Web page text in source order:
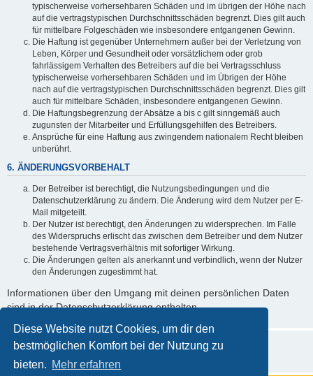
Diese Website nutzt Cookies, um dir den
bestmöglichen Komfort bei der Nutzung zu
bieten. Mehr erfahren
typischerweise vorhersehbaren Schäden und im übrigen der Höhe nach
auf die vertragstypischen Durchschnittsschäden begrenzt. Dies gilt auch
für mittelbare Folgeschäden wie insbesondere entgangenen Gewinn.
Die Haftung ist gegenüber Unternehmern außer bei der Verletzung von
Leben, Körper und Gesundheit oder vorsätzlichem oder grob
fahrlässigem Verhalten des Betreibers auf die bei Vertragsschluss
typischerweise vorhersehbaren Schäden und im Übrigen der Höhe
nach auf die vertragstypischen Durchschnittsschäden begrenzt. Dies gilt
auch für mittelbare Schäden, insbesondere entgangenen Gewinn.
Die Haftungsbegrenzung der Absätze a bis c gilt sinngemäß auch
zugunsten der Mitarbeiter und Erfüllungsgehilfen des Betreibers.
Ansprüche für eine Haftung aus zwingendem nationalem Recht bleiben
unberührt.
6. ÄNDERUNGSVORBEHALT
Der Betreiber ist berechtigt, die Nutzungsbedingungen und die
Datenschutzerklärung zu ändern. Die Änderung wird dem Nutzer per E-
Mail mitgeteilt.
Der Nutzer ist berechtigt, den Änderungen zu widersprechen. Im Falle
des Widerspruchs erlischt das zwischen dem Betreiber und dem Nutzer
bestehende Vertragsverhältnis mit sofortiger Wirkung.
Die Änderungen gelten als anerkannt und verbindlich, wenn der Nutzer
den Änderungen zugestimmt hat.
Informationen über den Umgang mit deinen persönlichen Daten
sind in der Datenschutzerklärung enthalten.